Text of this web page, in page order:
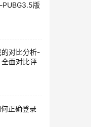
PUBG3.5版
的对比分析-
面对比评
正确登录